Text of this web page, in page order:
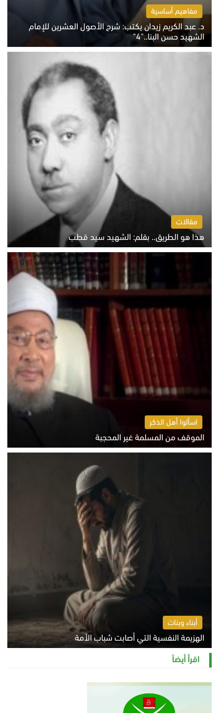
مفاهيم أساسية
د. عبد الكريم زيدان يكتب: شرح الأصول العشرين للإمام
الشهيد حسن البنا.."4"
الخميس 6 أغسطس 2026 10:27 ص
مقالات
هذا هو الطريق.. بقلم: الشهيد سيد قطب
الخميس 6 أغسطس 2026 10:52 ص
اسألوا أهل الذكر
الموقف من المسلمة غير المحجبة
الخميس 6 أغسطس 2026 10:45 ص
أبناء وبنات
الهزيمة النفسية التي أصابت شباب الأمة
الخميس 6 أغسطس 2026 11:12 ص
اقرأ أيضاً